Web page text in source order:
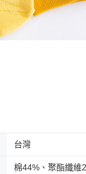
台灣
棉44%、聚酯纖維